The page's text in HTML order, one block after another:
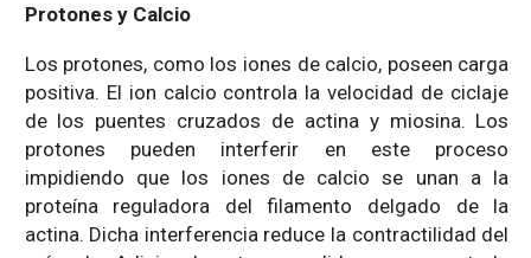
Protones y Calcio
Los protones, como los iones de calcio, poseen carga
positiva. El ion calcio controla la velocidad de ciclaje
de los puentes cruzados de actina y miosina. Los
protones pueden interferir en este proceso
impidiendo que los iones de calcio se unan a la
proteína reguladora del filamento delgado de la
actina. Dicha interferencia reduce la contractilidad del